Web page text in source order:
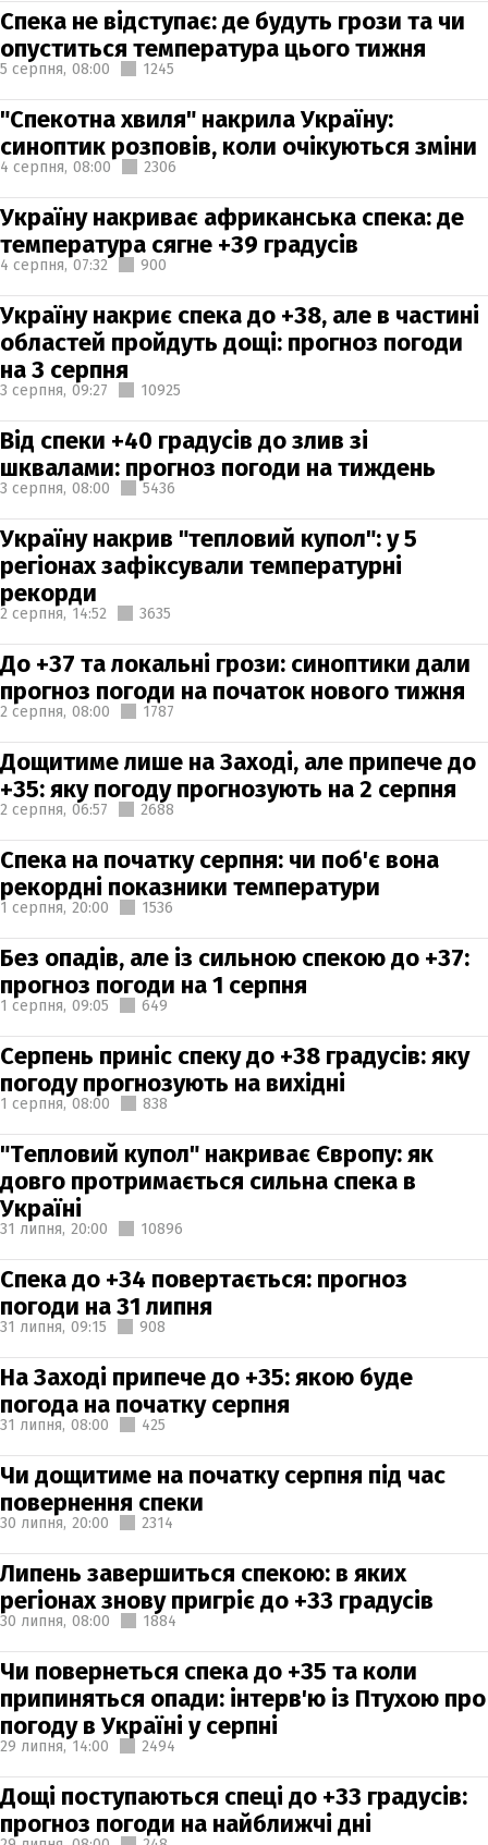
Спека не відступає: де будуть грози та чи
опуститься температура цього тижня
5 серпня, 08:00 1245
"Спекотна хвиля" накрила Україну:
синоптик розповів, коли очікуються зміни
4 серпня, 08:00 2306
Україну накриває африканська спека: де
температура сягне +39 градусів
4 серпня, 07:32 900
Україну накриє спека до +38, але в частині
областей пройдуть дощі: прогноз погоди
на 3 серпня
3 серпня, 09:27 10925
Від спеки +40 градусів до злив зі
шквалами: прогноз погоди на тиждень
3 серпня, 08:00 5436
Україну накрив "тепловий купол": у 5
регіонах зафіксували температурні
рекорди
2 серпня, 14:52 3635
До +37 та локальні грози: синоптики дали
прогноз погоди на початок нового тижня
2 серпня, 08:00 1787
Дощитиме лише на Заході, але припече до
+35: яку погоду прогнозують на 2 серпня
2 серпня, 06:57 2688
Спека на початку серпня: чи поб'є вона
рекордні показники температури
1 серпня, 20:00 1536
Без опадів, але із сильною спекою до +37:
прогноз погоди на 1 серпня
1 серпня, 09:05 649
Серпень приніс спеку до +38 градусів: яку
погоду прогнозують на вихідні
1 серпня, 08:00 838
"Тепловий купол" накриває Європу: як
довго протримається сильна спека в
Україні
31 липня, 20:00 10896
Спека до +34 повертається: прогноз
погоди на 31 липня
31 липня, 09:15 908
На Заході припече до +35: якою буде
погода на початку серпня
31 липня, 08:00 425
Чи дощитиме на початку серпня під час
повернення спеки
30 липня, 20:00 2314
Липень завершиться спекою: в яких
регіонах знову пригріє до +33 градусів
30 липня, 08:00 1884
Чи повернеться спека до +35 та коли
припиняться опади: інтерв'ю із Птухою про
погоду в Україні у серпні
29 липня, 14:00 2494
Дощі поступаються спеці до +33 градусів:
прогноз погоди на найближчі дні